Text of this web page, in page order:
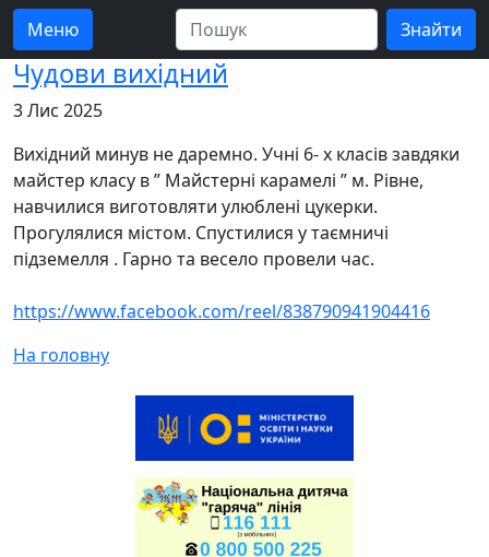
Меню
Чудови вихідний
3 Лис 2025
Вихідний минув не даремно. Учні 6- х класів завдяки
майстер класу в ” Майстерні карамелі ” м. Рівне,
навчилися виготовляти улюблені цукерки.
Прогулялися містом. Спустилися у таємничі
підземелля . Гарно та весело провели час.
https://www.facebook.com/reel/838790941904416
На головну